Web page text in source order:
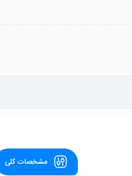
مشخصات کلی